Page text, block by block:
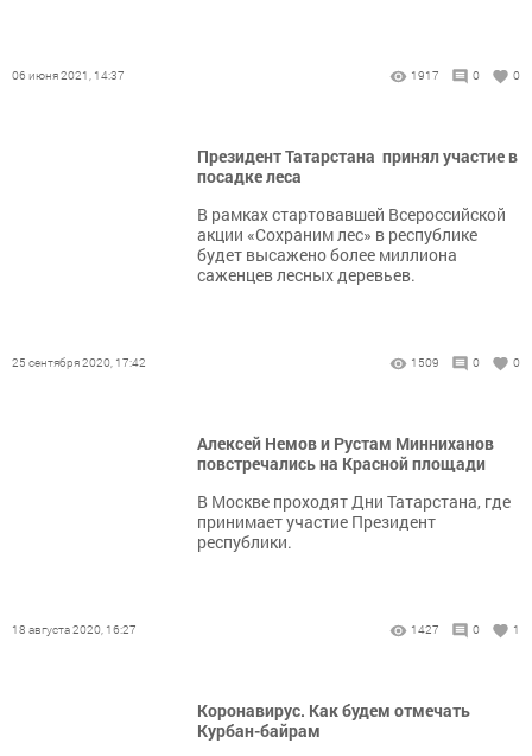
06 июня 2021, 14:37 1917 0 0
Президент Татарстана принял участие в
посадке леса
​​​​​​​В рамках стартовавшей Всероссийской
акции «Сохраним лес» в республике
будет высажено более миллиона
саженцев лесных деревьев.
25 сентября 2020, 17:42 1509 0 0
Алексей Немов и Рустам Минниханов
повстречались на Красной площади
​​​​​​​В Москве проходят Дни Татарстана, где
принимает участие Президент
республики.
18 августа 2020, 16:27 1427 0 1
Коронавирус. Как будем отмечать
Курбан-байрам